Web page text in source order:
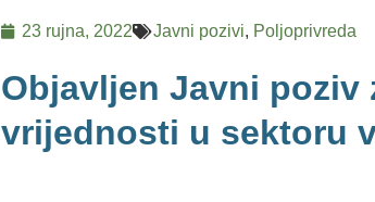
23 rujna, 2022 Javni pozivi, Poljoprivreda
Objavljen Javni poziv
vrijednosti u sektoru